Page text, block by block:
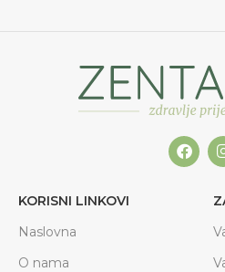
KORISNI LINKOVI
Naslovna
O nama